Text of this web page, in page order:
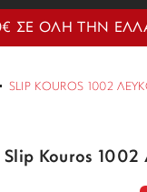
ΣΕ ΟΛΗ ΤΗΝ
SLIP KOUROS 1002
Slip Kouros 1002